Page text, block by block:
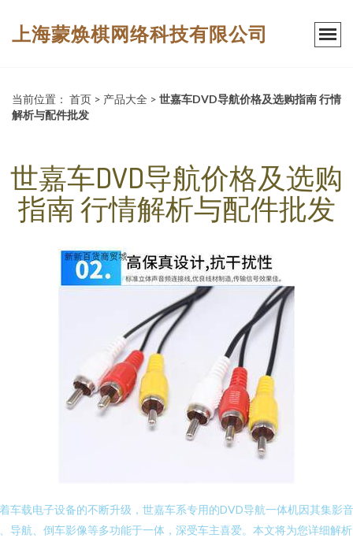
上海蒙焕棋网络科技有限公司
当前位置： 首页 > 产品大全 > 世嘉车DVD导航价格及选购指南 行情
解析与配件批发
世嘉车DVD导航价格及选购
指南 行情解析与配件批发
车载电子设备的不断升级，世嘉车系专用的DVD导航一体机因其集影
导航、倒车影像等多功能于一体，深受车主喜爱。本文将为您详细解